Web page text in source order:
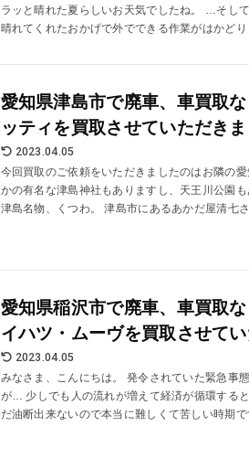
ラッと晴れた夏らしいお天気でしたね。 …そし
晴れてくれたおかげで外でできる作業がはかどり
愛知県津島市で廃車、車買取
ッティを買取させていただきま
2023.04.05
今回買取のご依頼をいただきましたのはお隣の
かの有名な津島神社もありますし、天王川公園
津島名物、くつわ。 津島市にあるあかだ屋清七
愛知県稲沢市で廃車、車買取
イハツ・ムーヴを買取させて
2023.04.05
みなさま、こんにちは。 発令されていた緊急事
が… 少しでも人の流れが増えて経済が循環する
だ油断出来ないので本当に難しくて苦しい時期で